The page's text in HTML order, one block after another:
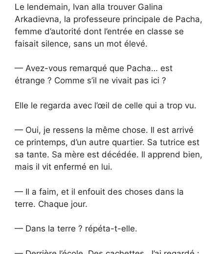
Le lendemain, Ivan alla trouver Galina
Arkadievna, la professeure principale de Pacha,
femme d’autorité dont l’entrée en classe se
faisait silence, sans un mot élevé.
— Avez-vous remarqué que Pacha… est
étrange ? Comme s’il ne vivait pas ici ?
Elle le regarda avec l’œil de celle qui a trop vu.
— Oui, je ressens la même chose. Il est arrivé
ce printemps, d’un autre quartier. Sa tutrice est
sa tante. Sa mère est décédée. Il apprend bien,
mais il vit enfermé en lui.
— Il a faim, et il enfouit des choses dans la
terre. Chaque jour.
— Dans la terre ? répéta-t-elle.